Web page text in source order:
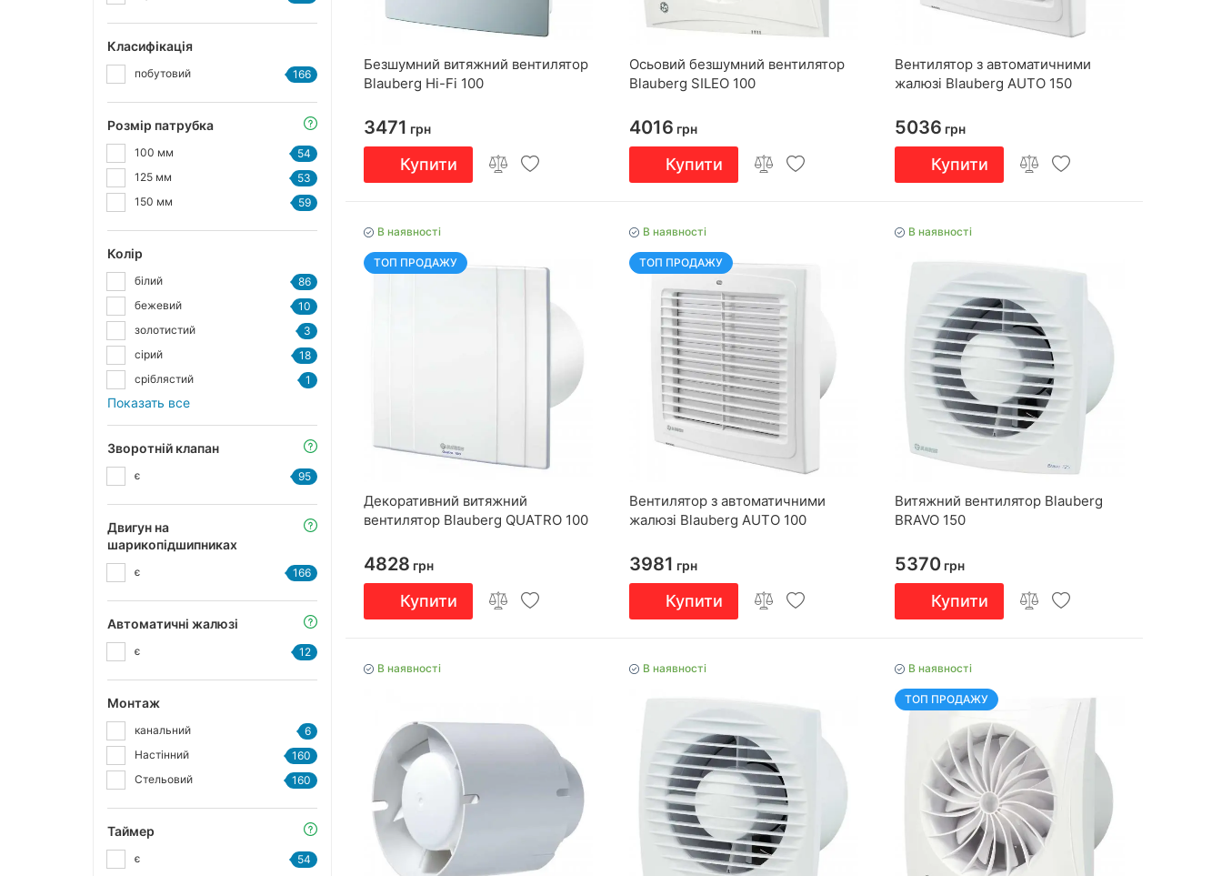
Класифікація
побутовий 166
Розмір патрубка
100 мм
54
125 мм
53
150 мм
59
Колір
білий
86
бежевий
10
золотистий
3
сірий
18
сріблястий
1
Показать все
Зворотній клапан
є 95
Двигун на
шарикопідшипниках
є 166
Автоматичні жалюзі
є 12
Монтаж
канальний
6
Настінний
160
Стельовий
160
Таймер
є 54
Безшумний витяжний вентилятор
Blauberg Hi-Fi 100
3471 грн
Купити
Осьовий безшумний вентилятор
Blauberg SILEO 100
4016 грн
Купити
Вентилятор з автоматичними
жалюзі Blauberg AUTO 150
5036 грн
Купити
В наявності
ТОП ПРОДАЖУ
Декоративний витяжний
вентилятор Blauberg QUATRO 100
4828 грн
Купити
В наявності
ТОП ПРОДАЖУ
Вентилятор з автоматичними
жалюзі Blauberg AUTO 100
3981 грн
Купити
В наявності
Витяжний вентилятор Blauberg
BRAVO 150
5370 грн
Купити
В наявності В наявності В наявності
ТОП ПРОДАЖУ